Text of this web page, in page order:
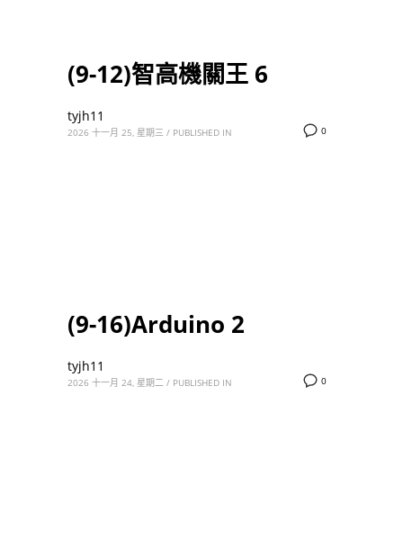
(9-12)智高機關王 6
0
tyjh11
2026 十一月 25, 星期三 / PUBLISHED IN
(9-16)Arduino 2
0
tyjh11
2026 十一月 24, 星期二 / PUBLISHED IN